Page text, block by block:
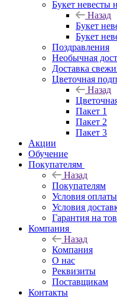
Букет невесты
Назад
Букет
Букет
Поздравления
Необычная
Доставка
Цветочная
Назад
Пакет 1
Пакет 2
Пакет 3
Акции
Обучение
Покупателям
Назад
Покупателям
Условия оплаты
Условия
Гарантия на
Компания
Назад
Компания
О нас
Реквизиты
Поставщикам
Контакты